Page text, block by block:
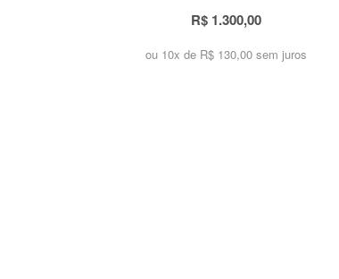
R$ 1.300,00
ou 10x de R$ 130,00 sem juros